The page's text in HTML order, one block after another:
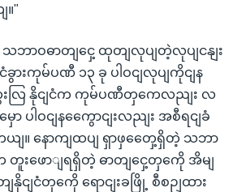
။"
သဘာဝဓာတျငှေ့ ထုတျလုပျတဲ့လုပျငနျး
ားကုမ်ပဏီ ၁၃ ခု ပါဝငျလုပျကိုငျန
းလြ နိုငျငံက ကုမ်ပဏီတှကေလညျး လ
ာ ပါဝငျနကွေောငျးလညျး အစီရငျခံ
တယျ။ နောကျထပျ ရှာဖှတှေေ့ရှိတဲ့ သဘာ
တူးဖောျရရှိတဲ့ ဓာတျငှေ့တှကေို အိမျ
ျနိုငျငံတှကေို ရောငျးခဖြို့ စီစဉျထား